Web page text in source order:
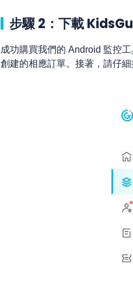
步驟 2：下載
成功購買我們的 Android 監控
創建的相應訂單。接著，請仔